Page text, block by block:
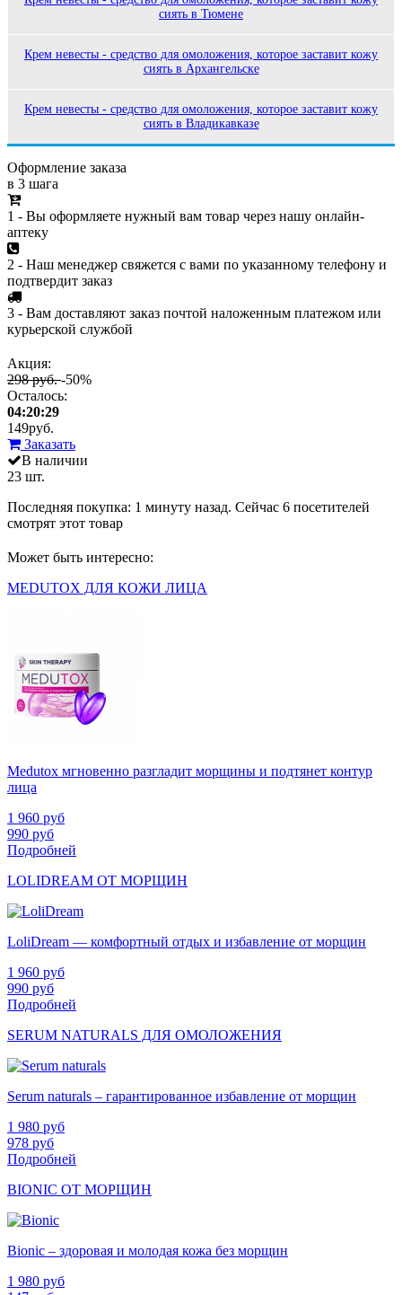
сиять в Тюмене
Крем невесты - средство для омоложения, которое заставит кожу
сиять в Архангельске
Крем невесты - средство для омоложения, которое заставит кожу
сиять в Владикавказе
Оформление заказа
в 3 шага
1 - Вы оформляете нужный вам товар через нашу онлайн-
аптеку
2 - Наш менеджер свяжется с вами по указанному телефону и
подтвердит заказ
3 - Вам доставляют заказ почтой наложенным платежом или
курьерской службой
Акция:
298 руб.-50%
Осталось:
04:20:29
149руб.
Заказать
В наличии
23 шт.
Последняя покупка: 1 минуту назад. Сейчас 6 посетителей
смотрят этот товар
Может быть интересно:
MEDUTOX ДЛЯ КОЖИ ЛИЦА
Medutox мгновенно разгладит морщины и подтянет контур
лица
1 960 руб
990 руб
Подробней
LOLIDREAM ОТ МОРЩИН
LoliDream — комфортный отдых и избавление от морщин
1 960 руб
990 руб
Подробней
SERUM NATURALS ДЛЯ ОМОЛОЖЕНИЯ
Serum naturals – гарантированное избавление от морщин
1 980 руб
978 руб
Подробней
BIONIC ОТ МОРЩИН
Bionic – здоровая и молодая кожа без морщин
1 980 руб